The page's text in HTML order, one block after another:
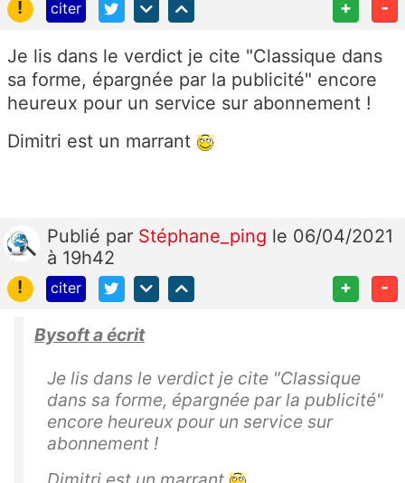
!
citer + -
Je lis dans le verdict je cite "Classique dans
sa forme, épargnée par la publicité" encore
heureux pour un service sur abonnement !
Dimitri est un marrant
Publié par Stéphane_ping le 06/04/2021
à 19h42
!
citer + -
Bysoft a écrit
Je lis dans le verdict je cite "Classique
dans sa forme, épargnée par la publicité"
encore heureux pour un service sur
abonnement !